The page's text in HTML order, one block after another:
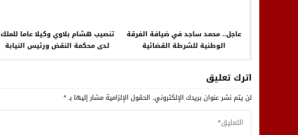
عاجل.. محمد ساجد في ضيافة الفرقة
الوطنية للشرطة القضائية
تنصيب هشام بلاوي وكيلا عاما للملك
لدى محكمة النقض ورئيس النيابة
اترك تعليق
لن يتم نشر عنوان بريدك الإلكتروني. الحقول الإلزامية مشار إليها بـ*